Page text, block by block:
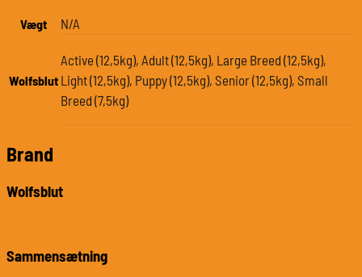
Vægt N/A
Wolfsblut
Active (12,5kg), Adult (12,5kg), Large Breed (12,5kg),
Light (12,5kg), Puppy (12,5kg), Senior (12,5kg), Small
Breed (7,5kg)
Brand
Wolfsblut
Sammensætning